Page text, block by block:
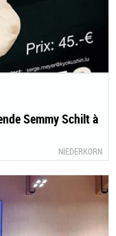
Semmy Schilt à
NIEDERKORN